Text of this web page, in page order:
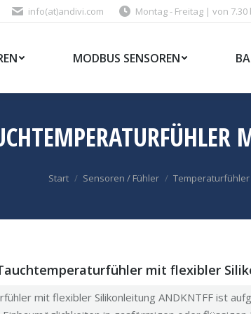
info(at)andivi.com Montag - Freitag | von 7.30
MODBUS SENSOREN
Start Sensoren / Fühler
mit flexibler
mit flexibler Silikonleitung ANDKNTFF ist